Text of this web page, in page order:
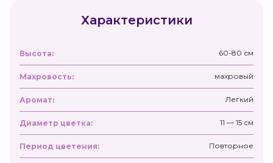
Характеристики
Высота: 60-80 см
Махровость: махровый
Аромат: Легкий
Диаметр цветка: 11 — 15 см
Период цветения: Повторное